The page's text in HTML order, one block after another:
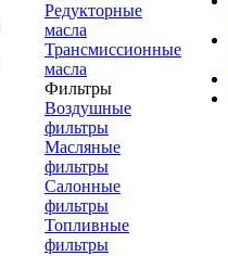
Редукторные
масла
Трансмиссионные
масла
Фильтры
Воздушные
фильтры
Масляные
фильтры
Салонные
фильтры
Топливные
фильтры